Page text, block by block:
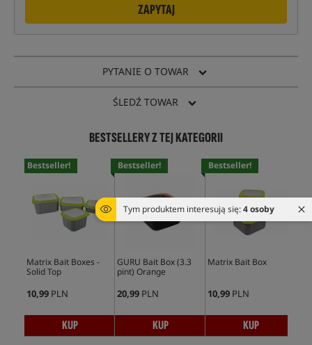
Tym produktem interesują się:4 osoby
ZAPYTAJ
PYTANIE O TOWAR
ŚLEDŹ TOWAR
BESTSELLERY Z TEJ KATEGORII
Bestseller!
Matrix Bait Boxes -
Solid Top
10,99 PLN
KUP
Bestseller!
GURU Bait Box (3.3
pint) Orange
20,99 PLN
KUP
Bestseller!
Matrix Bait Box
10,99 PLN
KUP